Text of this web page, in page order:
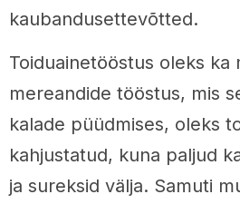
kaubandusettevõtted.
Toiduainetööstus oleks ka
mereandide tööstus, mis
kalade püüdmises, oleks
kahjustatud, kuna paljud
ja sureksid välja. Samuti